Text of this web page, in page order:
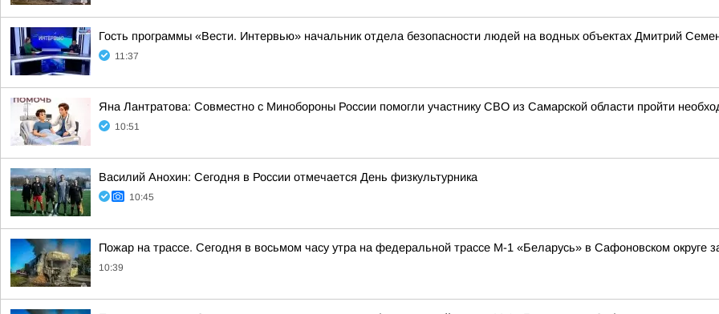
Гость программы «Вести. Интервью» начальник отдела безопасности людей на водных объектах Дмитрий
11:37
Яна Лантратова: Совместно с Минобороны России помогли участнику СВО из Самарской области пройти
10:51
Василий Анохин: Сегодня в России отмечается День физкультурника
10:45
Пожар на трассе. Сегодня в восьмом часу утра на федеральной трассе М-1 «Беларусь» в Сафоновском округе
10:39